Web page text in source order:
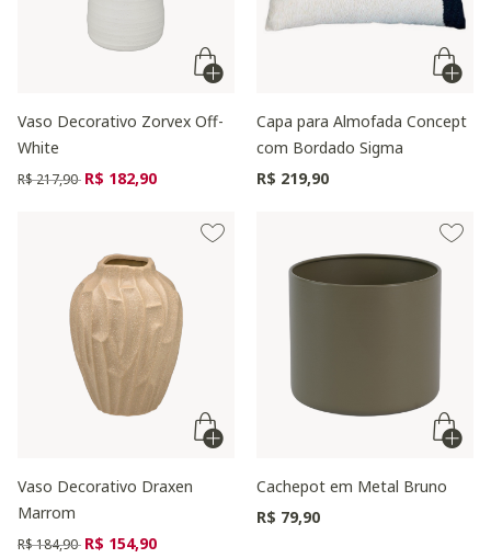
Vaso Decorativo Zorvex Off-
White
Preço reduzido de
R$ 217,90 para
R$ 182,90
Capa para Almofada Concept
com Bordado Sigma
R$ 219,90
Vaso Decorativo Draxen
Marrom
Preço reduzido de
R$ 184,90 para
R$ 154,90
Cachepot em Metal Bruno
R$ 79,90